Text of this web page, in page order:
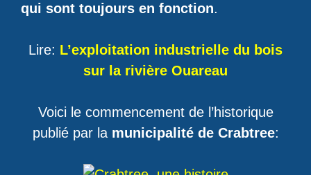
qui sont toujours en fonction.
Lire: L’exploitation industrielle du bois
sur la rivière Ouareau
Voici le commencement de l’historique
publié par la municipalité de Crabtree: